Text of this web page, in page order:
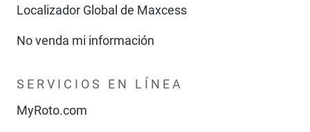
Localizador Global de Maxcess
No venda mi información
SERVICIOS EN LÍNEA
MyRoto.com